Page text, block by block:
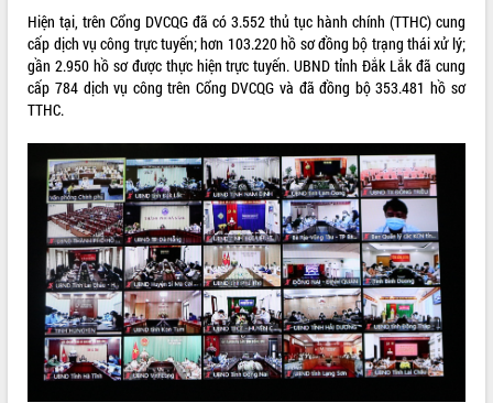
VIDEO
Không có file video nào để phát.
ALBUM ẢNH
Hiện tại, trên Cổng DVCQG đã có 3.552 thủ tục hành chính (TTHC) cung
cấp dịch vụ công trực tuyến; hơn 103.220 hồ sơ đồng bộ trạng thái xử lý;
gần 2.950 hồ sơ được thực hiện trực tuyến. UBND tỉnh Đắk Lắk đã cung
cấp 784 dịch vụ công trên Cổng DVCQG và đã đồng bộ 353.481 hồ sơ
TTHC.